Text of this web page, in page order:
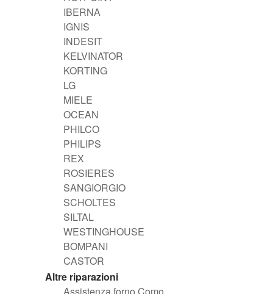
IBERNA
IGNIS
INDESIT
KELVINATOR
KORTING
LG
MIELE
OCEAN
PHILCO
PHILIPS
REX
ROSIERES
SANGIORGIO
SCHOLTES
SILTAL
WESTINGHOUSE
BOMPANI
CASTOR
Altre riparazioni